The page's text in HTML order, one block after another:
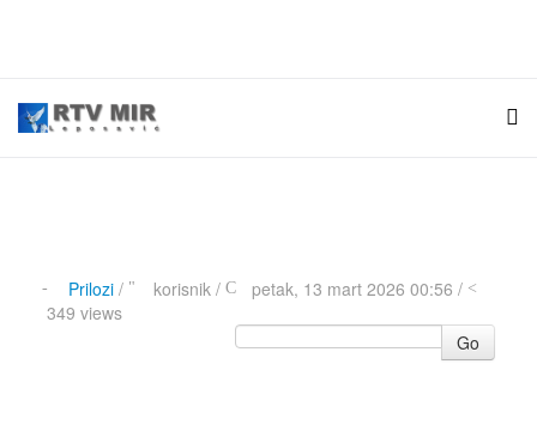
Prilozi/ korisnik /
petak, 13 mart 2026 00:56 /
349 views
Go